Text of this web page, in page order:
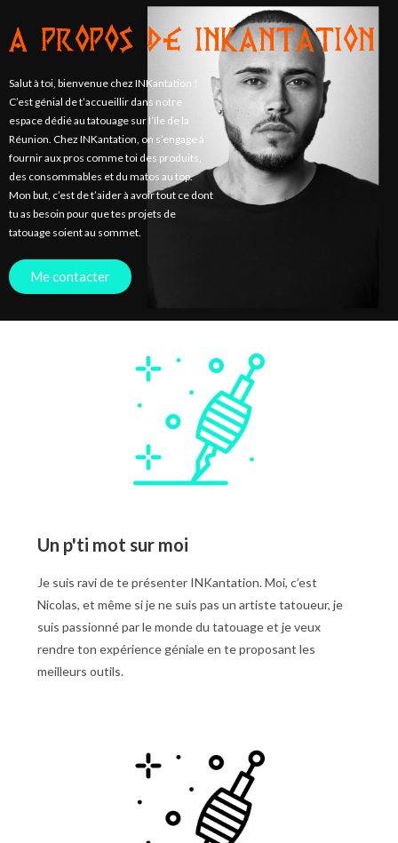
A PROPOS DE INKANTATION
Salut à toi, bienvenue chez INKantation !
C’est génial de t’accueillir dans notre
espace dédié au tatouage sur l’île de la
Réunion. Chez INKantation, on s’engage à
fournir aux pros comme toi des produits,
des consommables et du matos au top.
Mon but, c’est de t’aider à avoir tout ce dont
tu as besoin pour que tes projets de
tatouage soient au sommet.
Me contacter
Un p'ti mot sur moi
Je suis ravi de te présenter INKantation. Moi, c’est
Nicolas, et même si je ne suis pas un artiste tatoueur, je
suis passionné par le monde du tatouage et je veux
rendre ton expérience géniale en te proposant les
meilleurs outils.